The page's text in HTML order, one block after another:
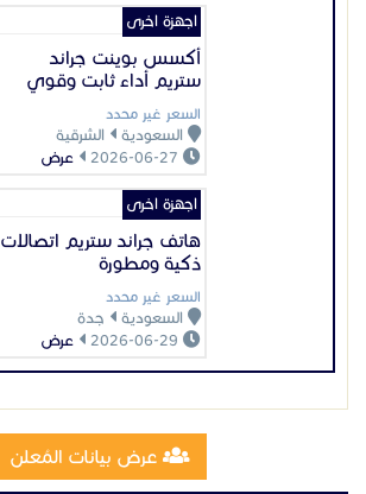
أكسس بوينت جراند
ستريم أداء ثابت وقوي
السعر غير محدد
السعودية
الشرقية
عرض
اجهزة اخرى
هاتف جراند ستريم اتصالات
ذكية ومطورة
السعر غير محدد
السعودية
جدة
عرض
اجهزة اخرى
عرض بيانات المُعلن